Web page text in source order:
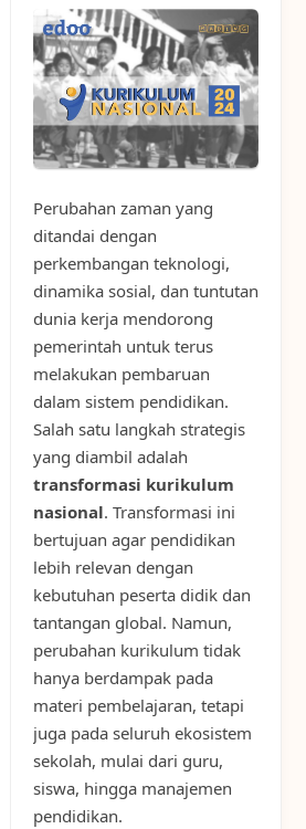
Perubahan zaman yang
ditandai dengan
perkembangan teknologi,
dinamika sosial, dan tuntutan
dunia kerja mendorong
pemerintah untuk terus
melakukan pembaruan
dalam sistem pendidikan.
Salah satu langkah strategis
yang diambil adalah
transformasi kurikulum
nasional. Transformasi ini
bertujuan agar pendidikan
lebih relevan dengan
kebutuhan peserta didik dan
tantangan global. Namun,
perubahan kurikulum tidak
hanya berdampak pada
materi pembelajaran, tetapi
juga pada seluruh ekosistem
sekolah, mulai dari guru,
siswa, hingga manajemen
pendidikan.